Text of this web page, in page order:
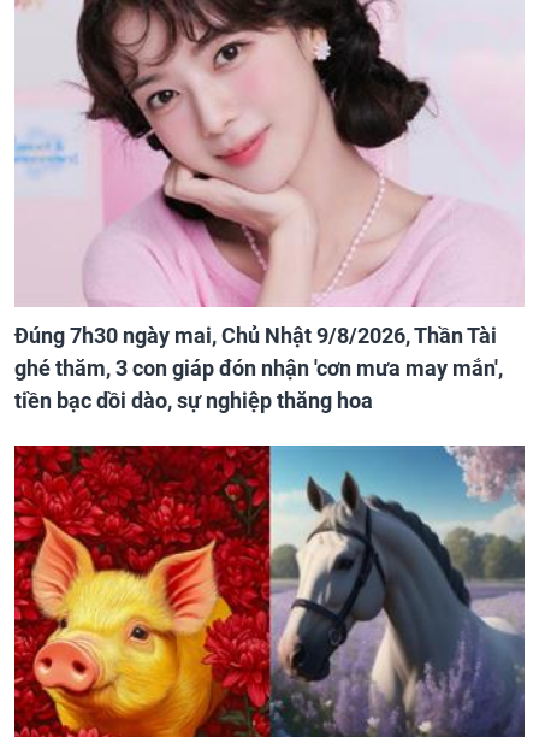
Đúng 7h30 ngày mai, Chủ Nhật 9/8/2026, Thần Tài
ghé thăm, 3 con giáp đón nhận 'cơn mưa may mắn',
tiền bạc dồi dào, sự nghiệp thăng hoa